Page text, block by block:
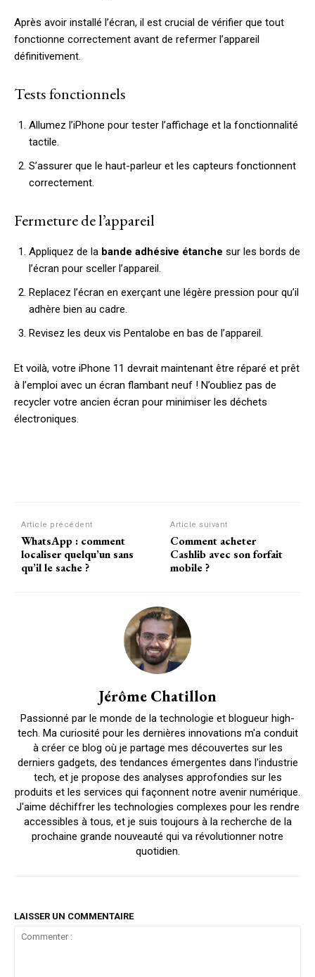
Après avoir installé l’écran, il est crucial de vérifier que tout
fonctionne correctement avant de refermer l’appareil
définitivement.
Tests fonctionnels
Allumez l’iPhone pour tester l’affichage et la fonctionnalité
tactile.
S’assurer que le haut-parleur et les capteurs fonctionnent
correctement.
Fermeture de l’appareil
Appliquez de la bande adhésive étanche sur les bords de
l’écran pour sceller l’appareil.
Replacez l’écran en exerçant une légère pression pour qu’il
adhère bien au cadre.
Revisez les deux vis Pentalobe en bas de l’appareil.
Et voilà, votre iPhone 11 devrait maintenant être réparé et prêt
à l’emploi avec un écran flambant neuf ! N’oubliez pas de
recycler votre ancien écran pour minimiser les déchets
électroniques.
Article précédent
WhatsApp : comment
localiser quelqu’un sans
qu’il le sache ?
Article suivant
Comment acheter
Cashlib avec son forfait
mobile ?
Jérôme Chatillon
Passionné par le monde de la technologie et blogueur high-
tech. Ma curiosité pour les dernières innovations m'a conduit
à créer ce blog où je partage mes découvertes sur les
derniers gadgets, des tendances émergentes dans l'industrie
tech, et je propose des analyses approfondies sur les
produits et les services qui façonnent notre avenir numérique.
J'aime déchiffrer les technologies complexes pour les rendre
accessibles à tous, et je suis toujours à la recherche de la
prochaine grande nouveauté qui va révolutionner notre
quotidien.
LAISSER UN COMMENTAIRE